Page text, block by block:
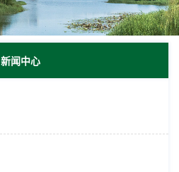
新闻中心